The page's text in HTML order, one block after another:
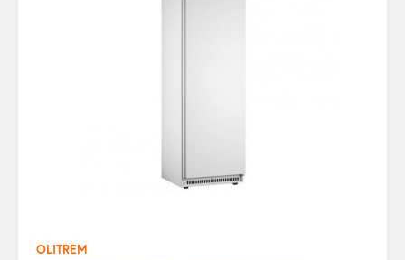
OLITREM